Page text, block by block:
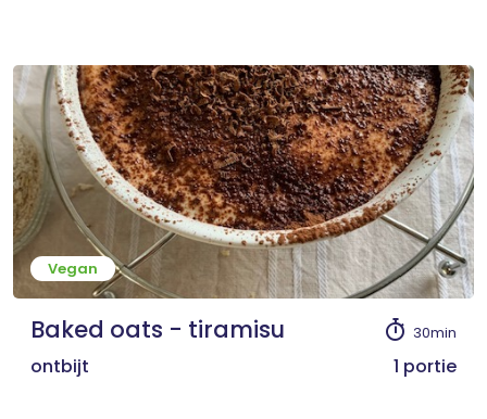
Vegan
Baked oats - tiramisu 30min
ontbijt 1 portie